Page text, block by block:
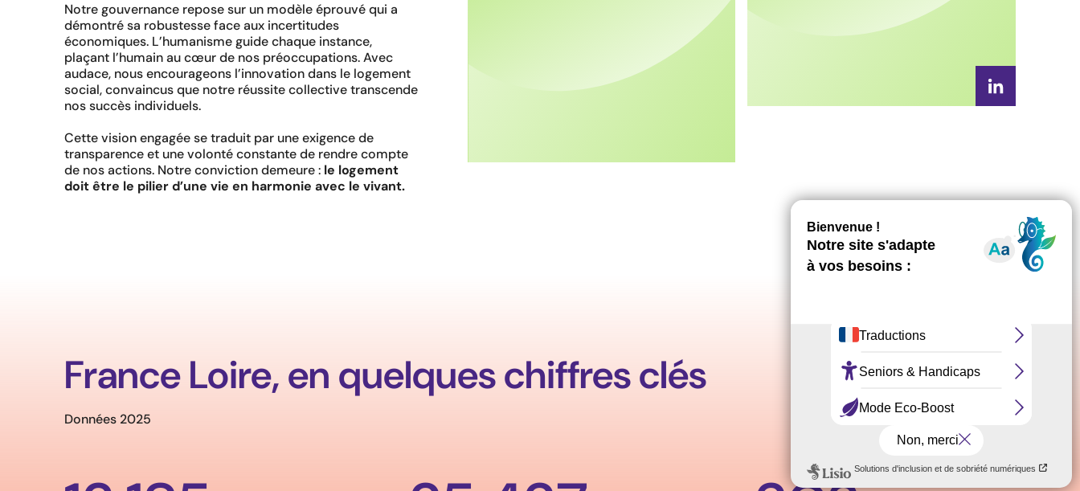
Notre gouvernance repose sur un modèle éprouvé qui a
démontré sa robustesse face aux incertitudes
économiques. L’humanisme guide chaque instance,
plaçant l’humain au cœur de nos préoccupations. Avec
audace, nous encourageons l’innovation dans le logement
social, convaincus que notre réussite collective transcende
nos succès individuels.
Cette vision engagée se traduit par une exigence de
transparence et une volonté constante de rendre compte
de nos actions. Notre conviction demeure : le logement
doit être le pilier d’une vie en harmonie avec le vivant.
Linkedin
France Loire, en quelques chiffres clés
Données 2025